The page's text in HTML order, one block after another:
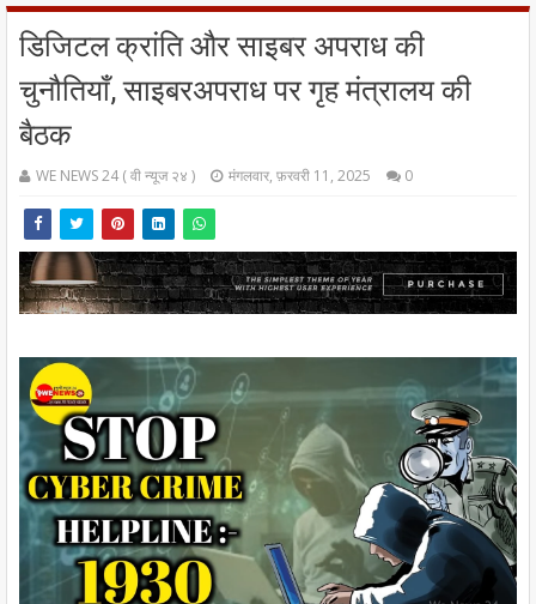
डिजिटल क्रांति और साइबर अपराध की
चुनौतियाँ, साइबरअपराध पर गृह मंत्रालय की
बैठक
WE NEWS 24 ( वी न्यूज २४ ) मंगलवार, फ़रवरी 11, 2025 0